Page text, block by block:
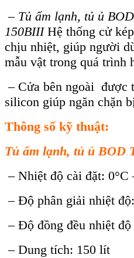
– Tủ ấm lạnh, tủ ủ
150BIIIHệ thống cử
chịu nhiệt, giúp người
mẫu vật trong quá trình
– Cửa bên ngoài được
silicon giúp ngăn chặn
Thông số kỹ thuật:
Tủ ấm lạnh, tủ ủ BOD
– Nhiệt độ cài đặt: 0°C
– Độ phân giải nhiệt
– Độ đồng đều nhiệt độ
– Dung tích: 150 lít